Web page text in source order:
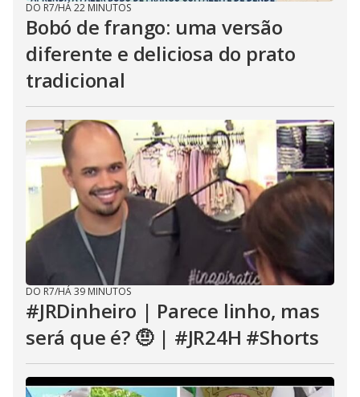
DO R7/HÁ 22 MINUTOS
Bobó de frango: uma versão
diferente e deliciosa do prato
tradicional
DO R7/HÁ 39 MINUTOS
#JRDinheiro | Parece linho, mas
será que é? 🤨 | #JR24H #Shorts